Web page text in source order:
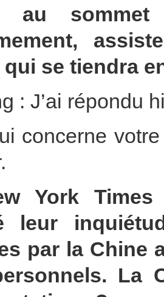
au
se tiendra
: J’ai répondu
concerne
York
leur
par la Chine
La